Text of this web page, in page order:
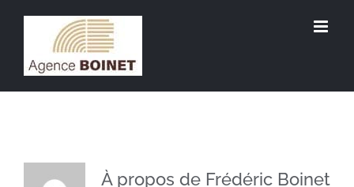
À propos de Frédéric Boinet